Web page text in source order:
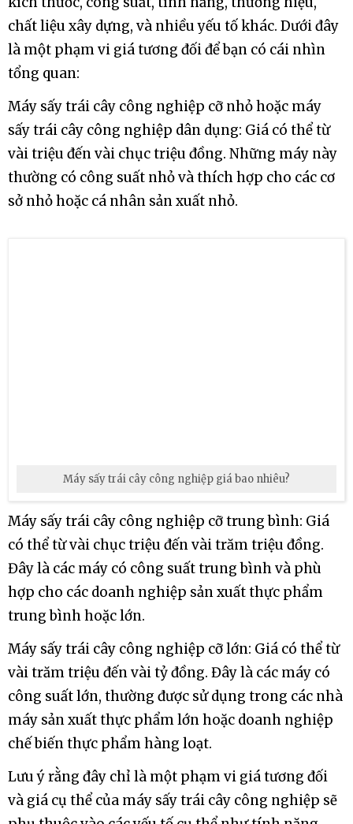
nghiệp, tiêu chuẩn chất lượng, và ngân sách đầu
tư.
Máy trộn thực phẩm nằm ngang
Máy sấy trái cây công nghiệp giá bao
nhiêu?
Giá của máy sấy trái cây công nghiệp có thể biến
đổi đáng kể tùy thuộc vào một loạt các yếu tố như
Máy sấy trái cây công nghiệp giá bao nhiêu?